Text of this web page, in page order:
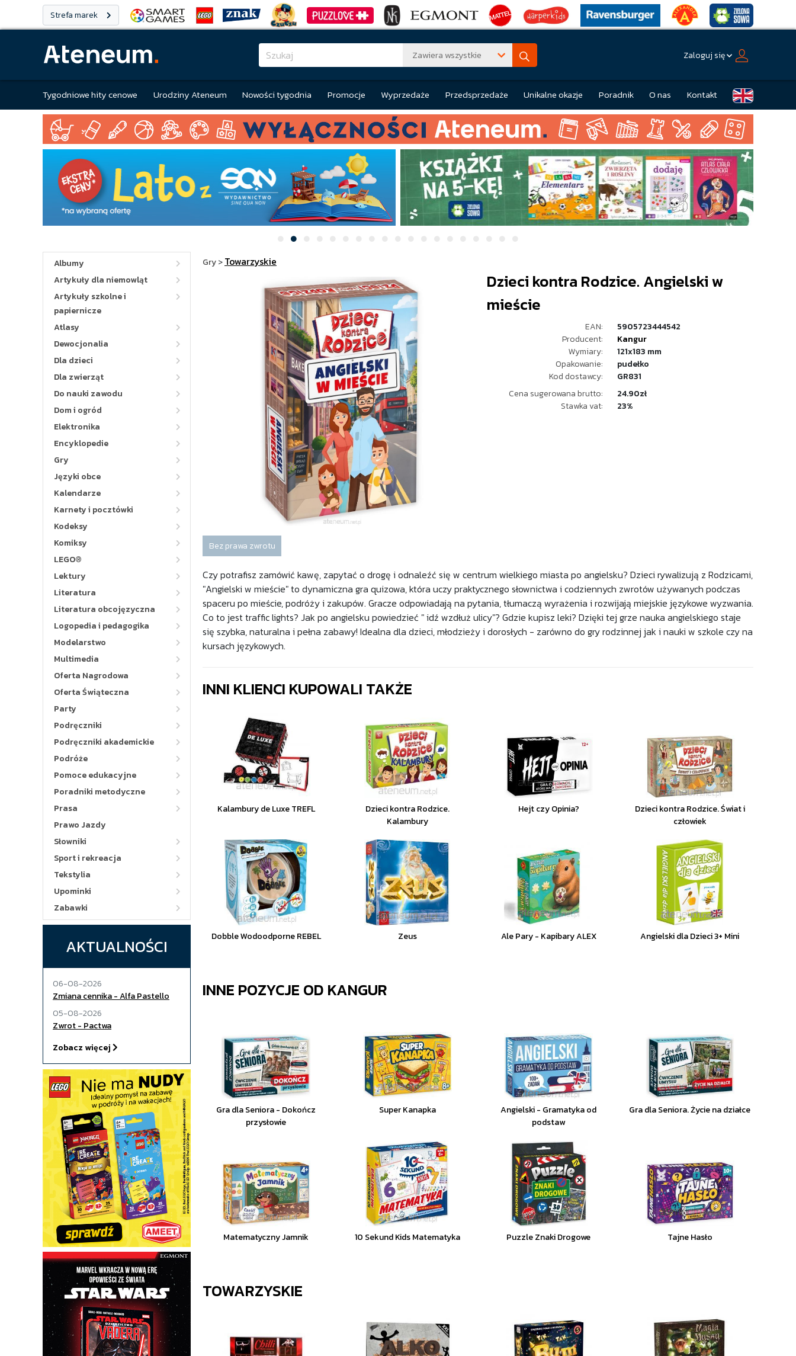
Strefa marek
Zawiera wszystkie Zaloguj się
Tygodniowe hity cenowe Urodziny Ateneum Nowości tygodnia Promocje Wyprzedaże Przedsprzedaże Unikalne okazje Poradnik O nas Kontakt
Albumy
Artykuły dla niemowląt
Artykuły szkolne i
papiernicze
Atlasy
Dewocjonalia
Dla dzieci
Dla zwierząt
Do nauki zawodu
Dom i ogród
Elektronika
Encyklopedie
Gry
Języki obce
Kalendarze
Karnety i pocztówki
Kodeksy
Komiksy
LEGO®
Lektury
Literatura
Literatura obcojęzyczna
Logopedia i pedagogika
Modelarstwo
Multimedia
Oferta Nagrodowa
Oferta Świąteczna
Party
Podręczniki
Podręczniki akademickie
Podróże
Pomoce edukacyjne
Poradniki metodyczne
Prasa
Prawo Jazdy
Słowniki
Sport i rekreacja
Tekstylia
Upominki
Zabawki
AKTUALNOŚCI
06-08-2026
Zmiana cennika - Alfa Pastello
05-08-2026
Zwrot - Pactwa
Zobacz więcej
Gry>Towarzyskie
Dzieci kontra Rodzice. Angielski w
mieście
EAN:
5905723444542
Producent:
Kangur
Wymiary:
121x183 mm
Opakowanie:
pudełko
Kod dostawcy:
GR831
Cena sugerowana brutto:
24.90zł
Stawka vat:
23%
Bez prawa zwrotu
Czy potrafisz zamówić kawę, zapytać o drogę i odnaleźć się w centrum wielkiego miasta po angielsku? Dzieci rywalizują z Rodzicami,
"Angielski w mieście" to dynamiczna gra quizowa, która uczy praktycznego słownictwa i codziennych zwrotów używanych podczas
spaceru po mieście, podróży i zakupów. Gracze odpowiadają na pytania, tłumaczą wyrażenia i rozwijają miejskie językowe wyzwania.
Co to jest traffic lights? Jak po angielsku powiedzieć " idź wzdłuż ulicy"? Gdzie kupisz leki? Dzięki tej grze nauka angielskiego staje
się szybka, naturalna i pełna zabawy! Idealna dla dzieci, młodzieży i dorosłych - zarówno do gry rodzinnej jak i nauki w szkole czy na
kursach językowych.
INNI KLIENCI KUPOWALI TAKŻE
Kalambury de Luxe TREFL
Dzieci kontra Rodzice.
Kalambury
Hejt czy Opinia?
Dzieci kontra Rodzice. Świat i
człowiek
Dobble Wodoodporne REBEL Zeus Ale Pary - Kapibary ALEX Angielski dla Dzieci 3+ Mini
INNE POZYCJE OD KANGUR
Gra dla Seniora - Dokończ
przysłowie
Super Kanapka
Angielski - Gramatyka od
podstaw
Gra dla Seniora. Życie na działce
Matematyczny Jamnik 10 Sekund Kids Matematyka Puzzle Znaki Drogowe Tajne Hasło
TOWARZYSKIE